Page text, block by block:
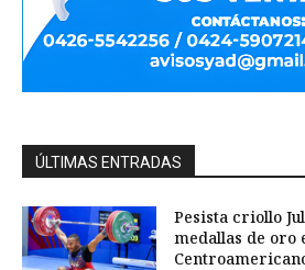
ÚLTIMAS ENTRADAS
Pesista criollo
medallas de oro